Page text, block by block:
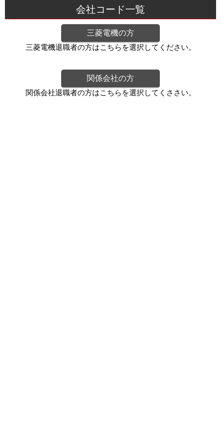
会社コード一覧
三菱電機の方
三菱電機退職者の方はこちらを選択してください。
関係会社の方
関係会社退職者の方はこちらを選択してくささい。